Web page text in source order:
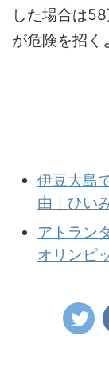
した場合は
が危険を招く
伊豆大島
由｜ひい
アトラン
オリンピ